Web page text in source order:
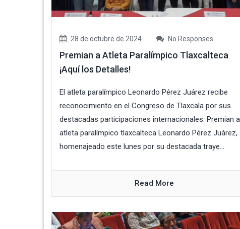
28 de octubre de 2024 No Responses
Premian a Atleta Paralímpico Tlaxcalteca
¡Aquí los Detalles!
El atleta paralímpico Leonardo Pérez Juárez recibe
reconocimiento en el Congreso de Tlaxcala por sus
destacadas participaciones internacionales. Premian a
atleta paralímpico tlaxcalteca Leonardo Pérez Juárez,
homenajeado este lunes por su destacada traye...
Read More